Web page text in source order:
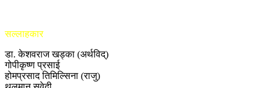
सल्लाहकार
डा. केशवराज खड्का (अर्थविद्)
गोपीकृष्ण प्रसाई
होमप्रसाद तिमिल्सिना (राजु)